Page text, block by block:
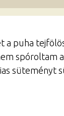
a puha
spóroltam
süteményt